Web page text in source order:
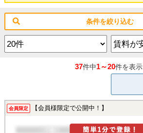
条件を絞り込む
37件中1～20件を表示
会員限定 【会員様限定で公開中！】